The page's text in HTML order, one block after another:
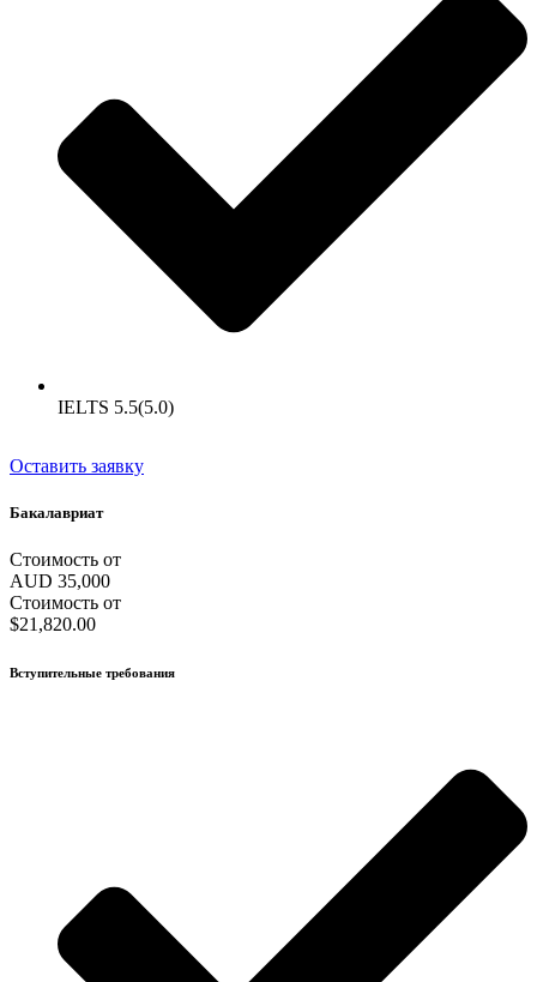
IELTS 5.5(5.0)
Оставить заявку
Бакалавриат
Стоимость от
AUD 35,000
Стоимость от
$21,820.00
Вступительные требования